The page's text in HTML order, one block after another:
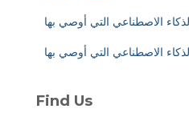
الاصطناعي التي أوصي بها
الاصطناعي التي أوصي بها
Find Us